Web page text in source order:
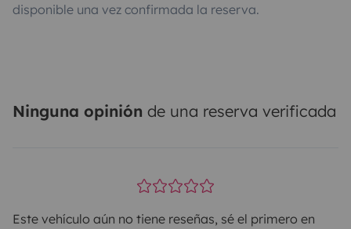
disponible una vez confirmada la reserva.
Ninguna opinión de una reserva verificada
Este vehículo aún no tiene reseñas, sé el primero en